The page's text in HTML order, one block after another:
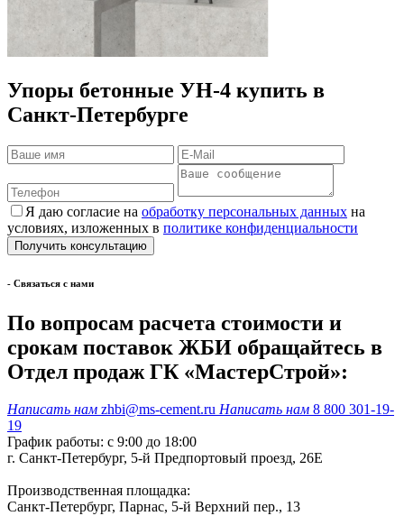
Упоры бетонные УН-4 купить в
Санкт-Петербурге
Я даю согласие на обработку персональных данных на
условиях, изложенных в политике конфиденциальности
- Cвязаться с нами
По вопросам расчета стоимости и
срокам поставок ЖБИ обращайтесь в
Отдел продаж ГК «МастерСтрой»:
Написать нам zhbi@ms-cement.ru Написать нам 8 800 301-19-
19
График работы: с 9:00 до 18:00
г. Санкт-Петербург, 5-й Предпортовый проезд, 26Е
Производственная площадка:
Санкт-Петербург, Парнас, 5-й Верхний пер., 13